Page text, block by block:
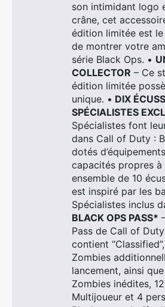
son intimidant logo
crâne, cet
édition limitée est
de montrer votre
série Black Ops. •
COLLECTOR – Ce
édition limitée
unique. • DIX
SPÉCIALISTES
Spécialistes font
dans Call of Duty :
dotés
capacités propres à
ensemble de 10
est inspiré par les
Spécialistes inclus
BLACK OPS PASS*
Pass de Call of
contient
Zombies
lancement, ainsi
Zombies inédites,
Multijoueur et 4